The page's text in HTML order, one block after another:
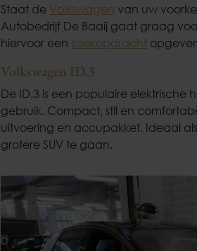
Staat de Volkswagen van uw
Autobedrijf De Baaij gaat graag
hiervoor een zoekopdracht
Volkswagen ID.3
De ID.3 is een populaire
gebruik. Compact, stil en
uitvoering en accupakket. Ideaal
grotere SUV te gaan.